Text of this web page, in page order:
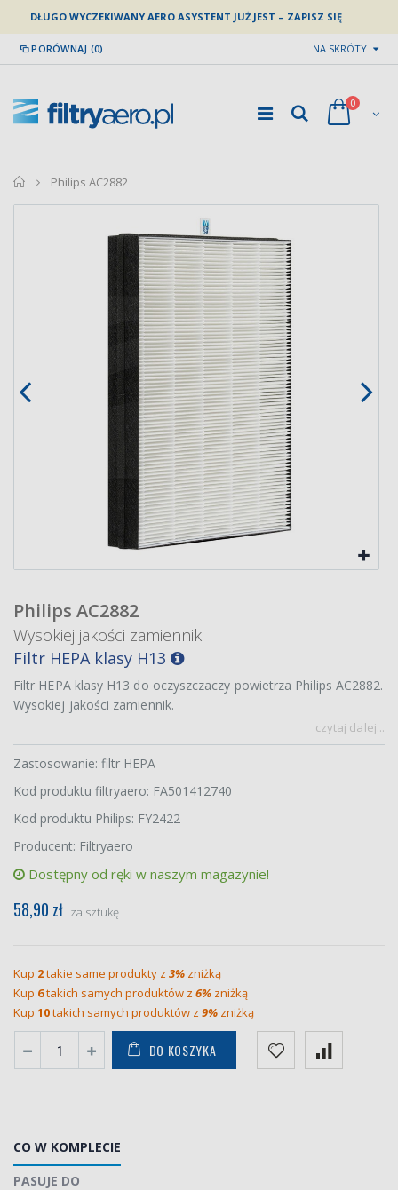
DŁUGO WYCZEKIWANY AERO ASYSTENT JUŻ JEST – ZAPISZ SIĘ
PORÓWNAJ (0) NA SKRÓTY
0
home
Philips AC2882
Philips AC2882
Wysokiej jakości zamiennik
Filtr HEPA klasy H13
Filtr HEPA klasy H13 do oczyszczaczy powietrza Philips AC2882.
Wysokiej jakości zamiennik.
czytaj dalej...
Zastosowanie: filtr HEPA
Kod produktu filtryaero: FA501412740
Kod produktu Philips: FY2422
Producent: Filtryaero
Dostępny od ręki w naszym magazynie!
58,90 zł za sztukę
Kup 2takie same produkty z 3% zniżką
Kup 6takich samych produktów z 6% zniżką
Kup 10takich samych produktów z 9% zniżką
DO KOSZYKA
CO W KOMPLECIE
PASUJE DO